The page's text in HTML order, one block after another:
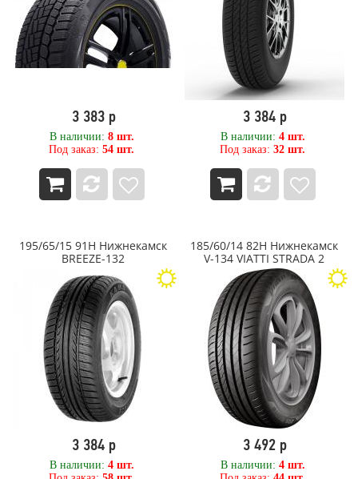
8,00
80
800
850
MRL Tyres
Nexen
Nitto
NORDMAN
Ovation
OZKA Pulmox
PACE
Petlas
Pirelli
PIRELLI FORMULA
PRINX
RAZI
Roadcruza
ROADKING
ROADMARCH
Roadstone
ROADX
RockBlade
Rosava
ROTALLA
ROYAL BLACK
Sailun RoadX
SATOYA
3 383 р
В наличии: 8 шт.
Под заказ:54 шт.
3 384 р
В наличии: 4 шт.
Под заказ:32 шт.
195/65/15 91H Нижнекамск
BREEZE-132
3 384 р
В наличии: 4 шт.
185/60/14 82H Нижнекамск
V-134 VIATTI STRADA 2
3 492 р
В наличии: 4 шт.